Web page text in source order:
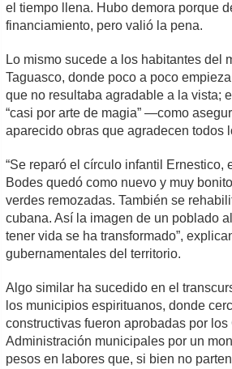
el tiempo llena. Hubo demora porque
financiamiento, pero valió la pena.
Lo mismo sucede a los habitantes del
Taguasco, donde poco a poco
que no resultaba agradable a la vista;
“casi por arte de magia” —como
aparecido obras que agradecen todos
“Se reparó el círculo infantil Ernestico,
Bodes quedó como nuevo y muy
verdes remozadas. También se
cubana. Así la imagen de un poblado
tener vida se ha transformado”,
gubernamentales del territorio.
Algo similar ha sucedido en el
los municipios espirituanos, donde
constructivas fueron aprobadas por
Administración municipales por un
pesos en labores que, si bien no